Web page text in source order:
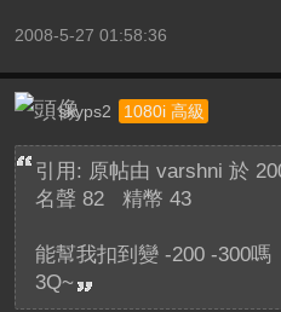
2008-5-27 01:58:36
skyps2 1080i 高級
引用: 原帖由 varshni 於
名聲 82 精幣 43
能幫我扣到變 -200 -300嗎
3Q~